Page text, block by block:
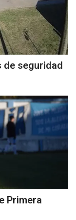
de seguridad
Primera